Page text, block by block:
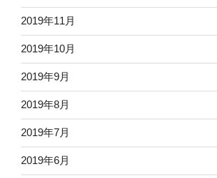
2019年11月
2019年10月
2019年9月
2019年8月
2019年7月
2019年6月